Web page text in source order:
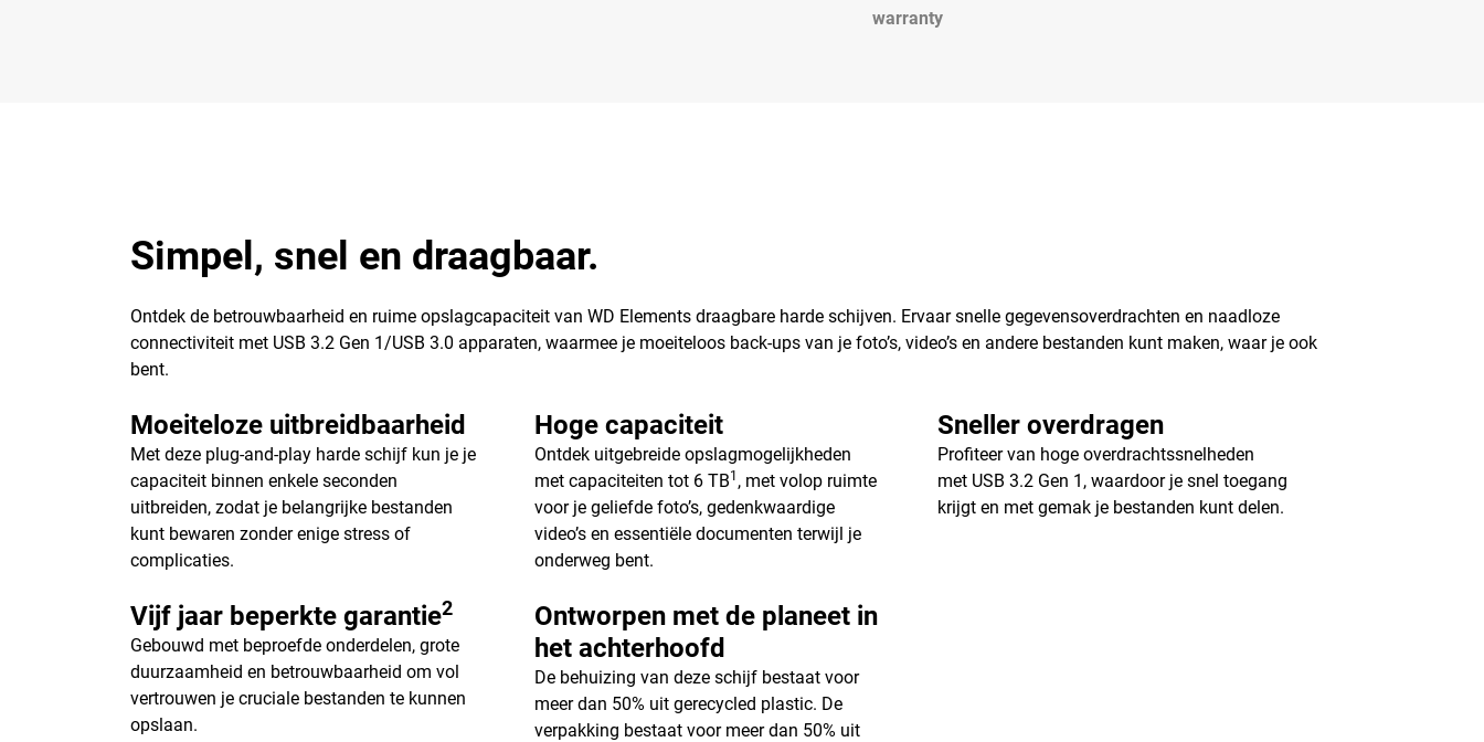
warranty
Simpel, snel en draagbaar.
Ontdek de betrouwbaarheid en ruime opslagcapaciteit van WD Elements draagbare harde schijven. Ervaar snelle gegevensoverdrachten en naadloze
connectiviteit met USB 3.2 Gen 1/USB 3.0 apparaten, waarmee je moeiteloos back-ups van je foto’s, video’s en andere bestanden kunt maken, waar je ook
bent.
Moeiteloze uitbreidbaarheid
Met deze plug-and-play harde schijf kun je je
capaciteit binnen enkele seconden
uitbreiden, zodat je belangrijke bestanden
kunt bewaren zonder enige stress of
complicaties.
Hoge capaciteit
Ontdek uitgebreide opslagmogelijkheden
met capaciteiten tot 6 TB1 , met volop ruimte
voor je geliefde foto’s, gedenkwaardige
video’s en essentiële documenten terwijl je
onderweg bent.
Sneller overdragen
Profiteer van hoge overdrachtssnelheden
met USB 3.2 Gen 1, waardoor je snel toegang
krijgt en met gemak je bestanden kunt delen.
Vijf jaar beperkte garantie2
Gebouwd met beproefde onderdelen, grote
duurzaamheid en betrouwbaarheid om vol
vertrouwen je cruciale bestanden te kunnen
opslaan.
Ontworpen met de planeet in
het achterhoofd
De behuizing van deze schijf bestaat voor
meer dan 50% uit gerecycled plastic. De
verpakking bestaat voor meer dan 50% uit